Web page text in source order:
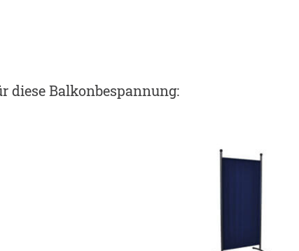
diese Balkonbespannung: